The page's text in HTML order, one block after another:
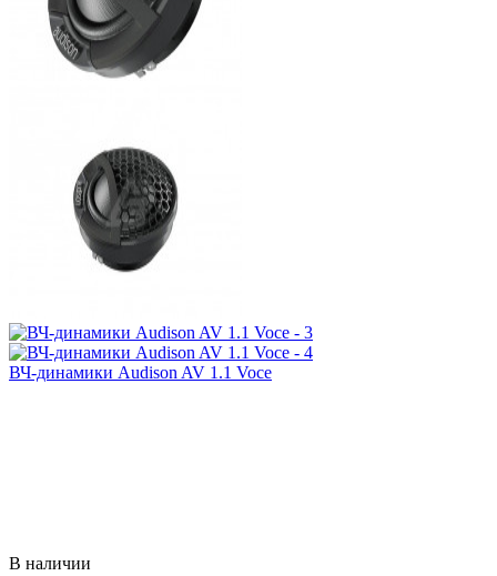
ВЧ-динамики Audison AV 1.1 Voce
В наличии